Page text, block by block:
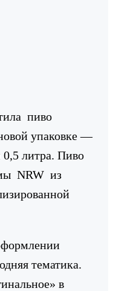
пиво
упаковке —
литра. Пиво
NRW из
тематика.
в